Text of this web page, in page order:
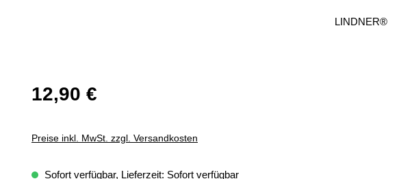
LINDNER®
12,90 €
Preise inkl. MwSt. zzgl. Versandkosten
Sofort verfügbar, Lieferzeit: Sofort verfügbar